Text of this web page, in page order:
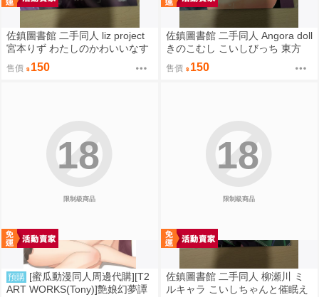
佐鎮圖書館 二手同人 liz project
宮本りず わたしのかわいいなす
びちゃん Fate FGO
售價 150
佐鎮圖書館 二手同人 Angora doll
きのこむし こいしびっち 東方
售價 150
限制級商品
18
預購 [蜜瓜動漫同人周邊代購][T2
ART WORKS(Tony)]艶娘幻夢譚
限制級商品
18
佐鎮圖書館 二手同人 柳瀬川 ミ
ルキャラ こいしちゃんと催眠え